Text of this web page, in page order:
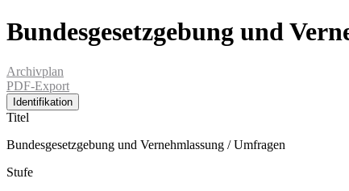
Bundesgesetzgebung und
Archivplan
PDF-Export
Identifikation
Titel
Bundesgesetzgebung und Vernehmlassung / Umfragen
Stufe